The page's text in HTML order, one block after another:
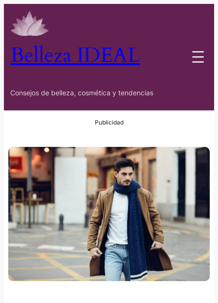
Belleza IDEAL
Consejos de belleza, cosmética y tendencias